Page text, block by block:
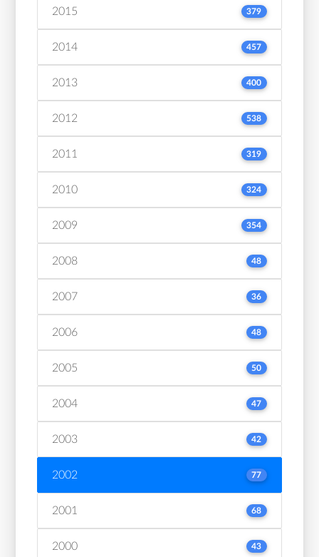
2015 379
2014 457
2013 400
2012 538
2011 319
2010 324
2009 354
2008 48
2007 36
2006 48
2005 50
2004 47
2003 42
2002 77
2001 68
2000 43